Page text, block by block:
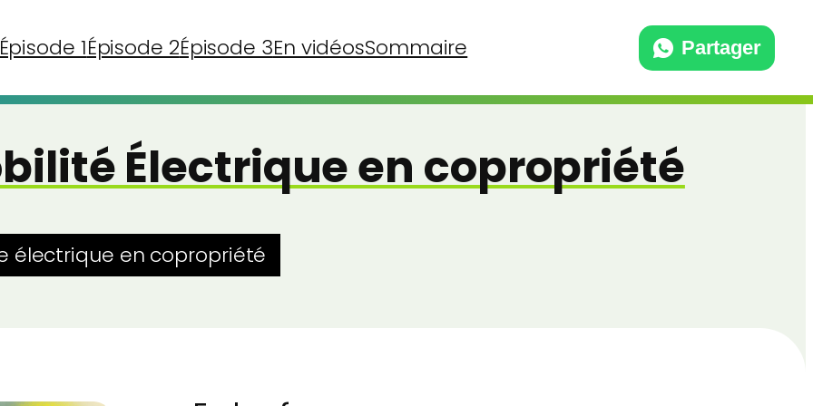
Épisode 1Épisode 2Épisode 3En vidéosSommaire Partager
Électrique en copropriété
électrique en copropriété